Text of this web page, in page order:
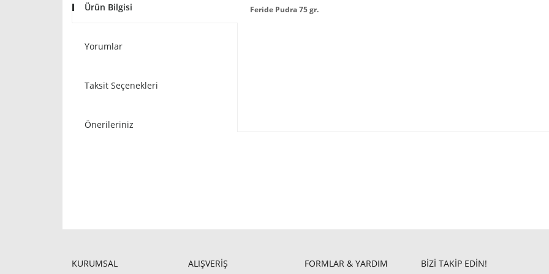
Ürün Bilgisi
Yorumlar
Taksit Seçenekleri
Önerileriniz
Feride Pudra 75 gr.
KURUMSAL ALIŞVERİŞ FORMLAR & YARDIM BİZİ TAKİP EDİN!